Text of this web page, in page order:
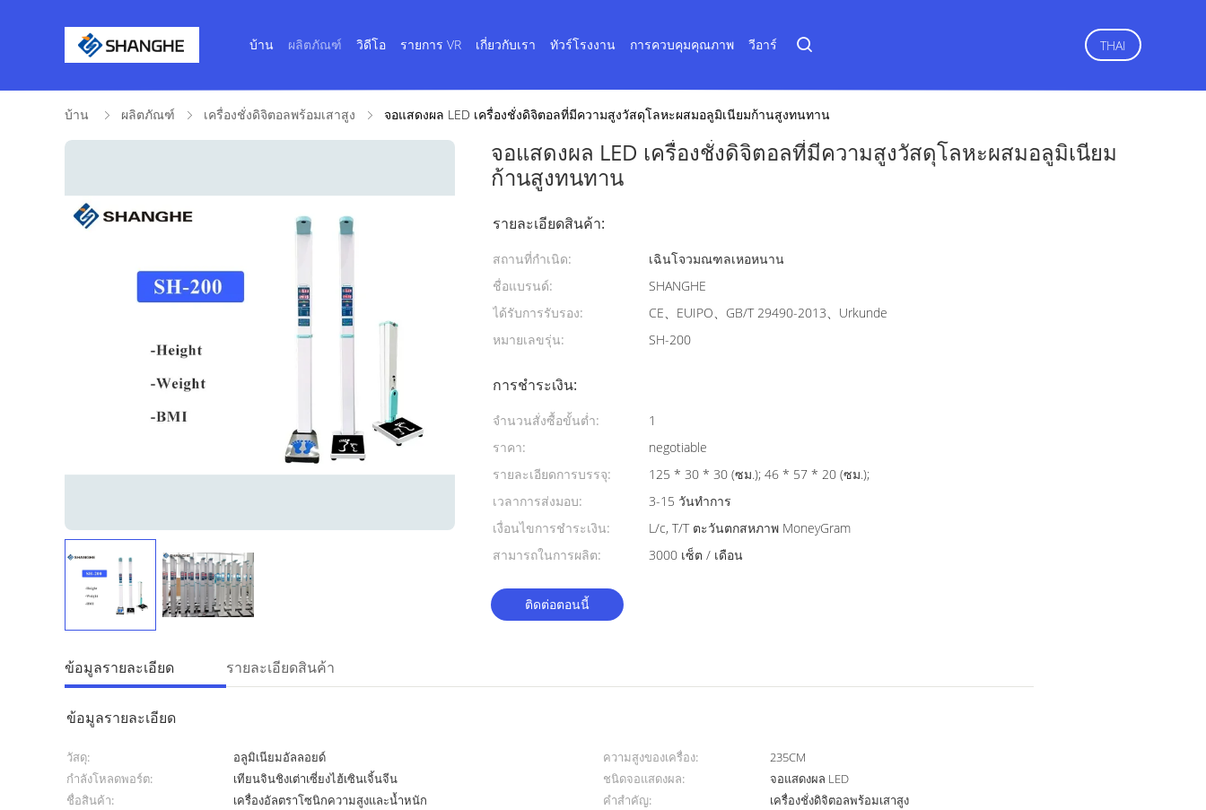
บ้าน ผลิตภัณฑ์ วิดีโอ รายการ VR เกี่ยวกับเรา ทัวร์โรงงาน การควบคุมคุณภาพ วีอาร์ THAI
บ้าน ผลิตภัณฑ์ เครื่องชั่งดิจิตอลพร้อมเสาสูง จอแสดงผล LED เครื่องชั่งดิจิตอลที่มีความสูงวัสดุโลหะผสมอลูมิเนียมก้านสูงทนทาน
จอแสดงผล LED เครื่องชั่งดิจิตอลที่มีความสูงวัสดุโลหะผสมอลูมิเนียม
ก้านสูงทนทาน
รายละเอียดสินค้า:
สถานที่กำเนิด:
เฉินโจวมณฑลเหอหนาน
ชื่อแบรนด์:
SHANGHE
ได้รับการรับรอง:
CE、EUIPO、GB/T 29490-2013、Urkunde
หมายเลขรุ่น:
SH-200
การชำระเงิน:
จำนวนสั่งซื้อขั้นต่ำ:
1
ราคา:
negotiable
รายละเอียดการบรรจุ:
125 * 30 * 30 (ซม.); 46 * 57 * 20 (ซม.);
เวลาการส่งมอบ:
3-15 วันทำการ
เงื่อนไขการชำระเงิน:
L/c, T/T ตะวันตกสหภาพ MoneyGram
สามารถในการผลิต:
3000 เซ็ต / เดือน
ติดต่อตอนนี้
ข้อมูลรายละเอียด รายละเอียดสินค้า
ข้อมูลรายละเอียด
วัสดุ: อลูมิเนียมอัลลอยด์ ความสูงของเครื่อง:
235CM
กำลังโหลดพอร์ต:
เทียนจินชิงเต่าเซี่ยงไฮ้เซินเจิ้นจีน ชนิดจอแสดงผล:
จอแสดงผล LED
ชื่อสินค้า:
เครื่องอัลตราโซนิกความสูงและน้ำหนัก คำสำคัญ:
เครื่องชั่งดิจิตอลพร้อมเสาสูง